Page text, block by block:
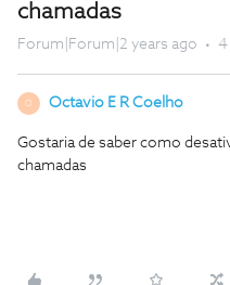
chamadas
Forum|Forum|2 years ago 4
O Octavio E R Coelho
Gostaria de saber como
chamadas